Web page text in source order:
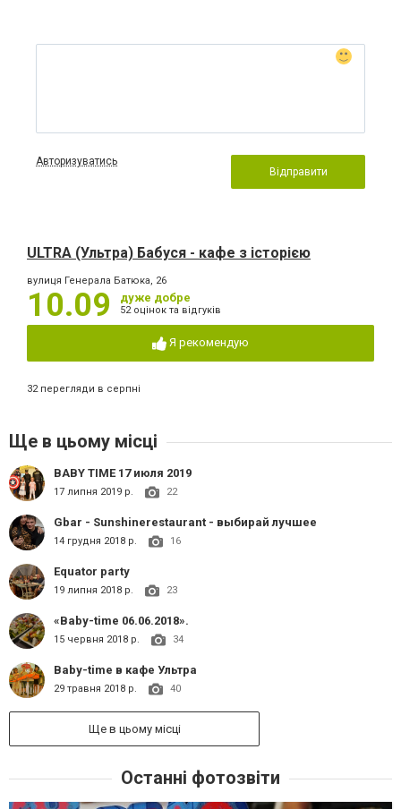
Авторизуватись
Відправити
ULTRA (Ультра) Бабуся - кафе з історією
вулиця Генерала Батюка, 26
10.09 дуже добре
52 оцінок та відгуків
Я рекомендую
32 перегляди в серпні
Ще в цьому місці
BABY TIME 17 июля 2019
17 липня 2019 р. 22
Gbar - Sunshinerestaurant - выбирай лучшее
14 грудня 2018 р. 16
Equator party
19 липня 2018 р. 23
«Baby-time 06.06.2018».
15 червня 2018 р. 34
Baby-time в кафе Ультра
29 травня 2018 р. 40
Ще в цьому місці
Останні фотозвіти